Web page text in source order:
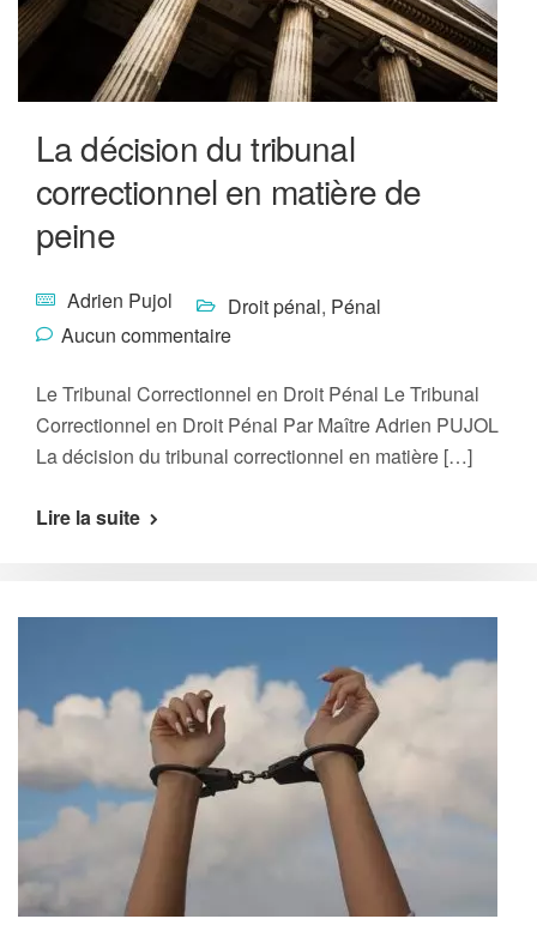
La décision du tribunal
correctionnel en matière de
peine
Adrien Pujol Droit pénal, Pénal
Aucun commentaire
Le Tribunal Correctionnel en Droit Pénal Le Tribunal
Correctionnel en Droit Pénal Par Maître Adrien PUJOL
La décision du tribunal correctionnel en matière […]
Lire la suite